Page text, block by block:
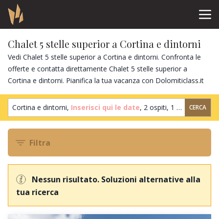
Chalet 5 stelle superior a Cortina e dintorni
Vedi Chalet 5 stelle superior a Cortina e dintorni. Confronta le
offerte e contatta direttamente Chalet 5 stelle superior a
Cortina e dintorni. Pianifica la tua vacanza con Dolomiticlass.it
Cortina e dintorni, Inserisci qui le date, 2 ospiti, 1 camera CERCA
Filtra
Nessun risultato. Soluzioni alternative alla
tua ricerca